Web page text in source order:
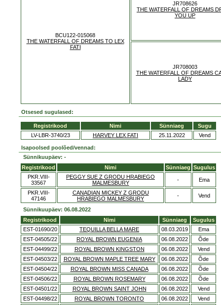
BCU122-015068
THE WATERFALL OF DREAMS TO LEX
FATI
JR708626
THE WATERFALL OF DREAMS
YOU UP
JR708003
THE WATERFALL OF DREAMS
LADY
Otsesed sugulased:
Registrikood Nimi Sünniaeg
Sugu
LV-LBR-3740/23
HARVEY LEX FATI 25.11.2022 Vend
Isapoolsed poolõed/vennad:
Sünnikuupäev: -
Registrikood
Nimi Sünniaeg Sugulus
PKR.VIII-
33567
PEGGY SUE Z GRODU HRABIEGO
MALMESBURY
- Ema
PKR.VIII-
47146
CANADIAN MICKEY Z GRODU
HRABIEGO MALMESBURY
- Vend
Sünnikuupäev: 06.08.2022
Registrikood
Nimi Sünniaeg
Sugulus
EST-01690/20
TEQUILLA BELLA MARE 08.03.2019
Ema
EST-04505/22
ROYAL BROWN EUGENIA 06.08.2022
Õde
EST-04499/22
ROYAL BROWN KINGSTON 06.08.2022
Vend
EST-04503/22
ROYAL BROWN MAPLE TREE MARY 06.08.2022
Õde
EST-04504/22
ROYAL BROWN MISS CANADA 06.08.2022
Õde
EST-04506/22
ROYAL BROWN ROSEMARY 06.08.2022
Õde
EST-04501/22
ROYAL BROWN SAINT JOHN 06.08.2022
Vend
EST-04498/22
ROYAL BROWN TORONTO 06.08.2022
Vend